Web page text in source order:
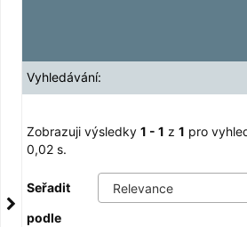
Vyhledávání:
Zobrazuji výsledky 1 - 1 z 1 pro
0,02 s.
Seřadit
podle